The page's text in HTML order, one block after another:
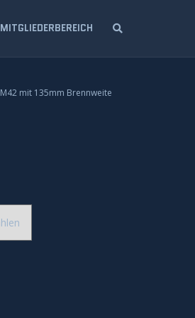
MITGLIEDERBEREICH
M42 mit 135mm Brennweite